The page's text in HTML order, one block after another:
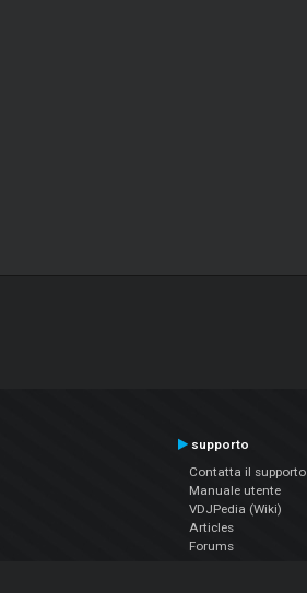
supporto
Contatta il supporto
Manuale utente
VDJPedia (Wiki)
Articles
Forums